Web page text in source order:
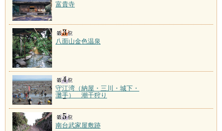
富貴寺
八面山金色温泉
守江湾（納屋・三川・城下・
灘手） 潮干狩り
南台武家屋敷跡